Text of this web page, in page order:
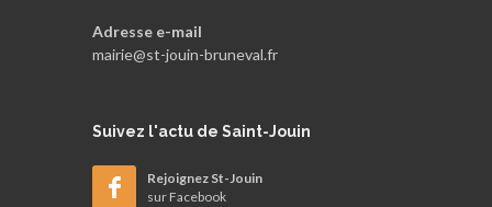
Adresse e-mail
mairie@st-jouin-bruneval.fr
Suivez l'actu de Saint-Jouin
Rejoignez St-Jouin
sur Facebook